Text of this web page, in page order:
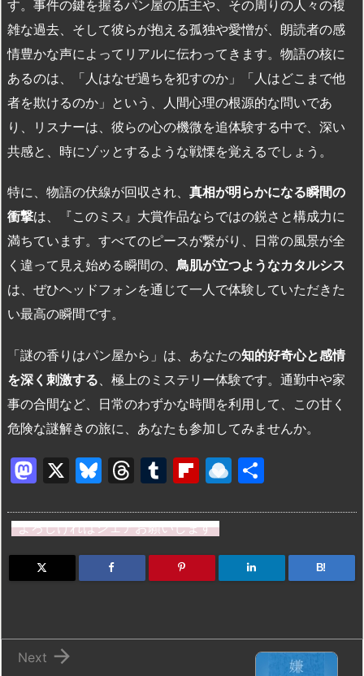
す。事件の鍵を握るパン屋の店主や、その周りの人々の複
雑な過去、そして彼らが抱える孤独や愛憎が、朗読者の感
情豊かな声によってリアルに伝わってきます。物語の核に
あるのは、「人はなぜ過ちを犯すのか」「人はどこまで他
者を欺けるのか」という、人間心理の根源的な問いであ
り、リスナーは、彼らの心の機微を追体験する中で、深い
共感と、時にゾッとするような戦慄を覚えるでしょう。
特に、物語の伏線が回収され、 真相が明らかになる瞬間の
衝撃は、『このミス』大賞作品ならではの鋭さと構成力に
満ちています。すべてのピースが繋がり、日常の風景が全
く違って見え始める瞬間の、 鳥肌が立つようなカタルシス
は、ぜひヘッドフォンを通じて一人で体験していただきた
い最高の瞬間です。
「謎の香りはパン屋から」は、あなたの知的好奇心と感情
を深く刺激する、極上のミステリー体験です。通勤中や家
事の合間など、日常のわずかな時間を利用して、この甘く
危険な謎解きの旅に、あなたも参加してみませんか。
M
st
o
d
X
Bl
e
s
k
T
e
a
d
T
m
bl
r
Fl
b
o
ar
R
n
dr
o
よろしければシェアお願いします
B!

Next